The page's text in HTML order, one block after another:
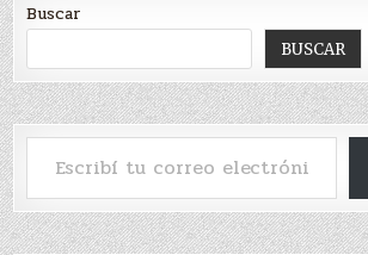
Buscar
BUSCAR
Escribí tu correo electrónico…